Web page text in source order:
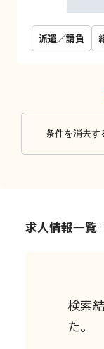
派遣／請負
条件を消去す
求人情報一覧
検索
た。